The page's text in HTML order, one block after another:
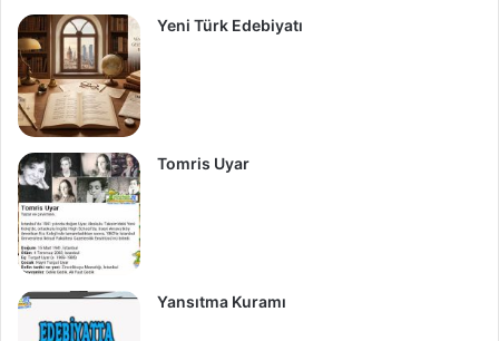
Yeni Türk Edebiyatı
Tomris Uyar
Yansıtma Kuramı